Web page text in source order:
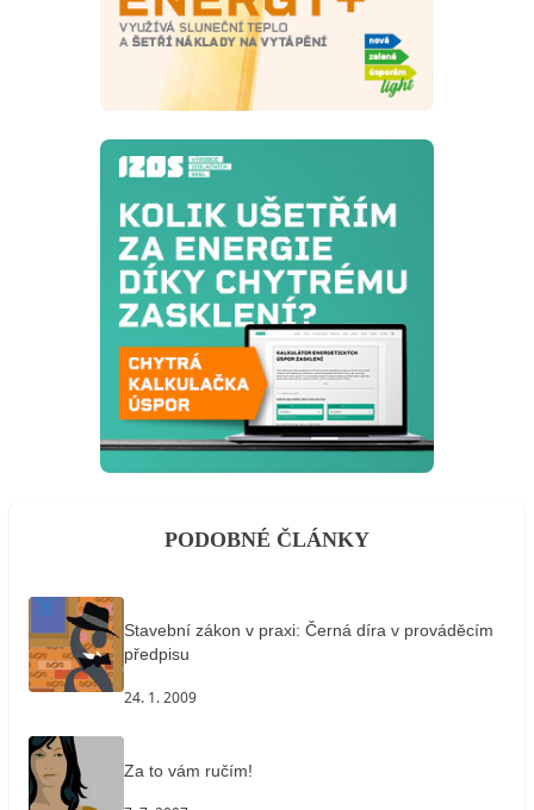
PODOBNÉ ČLÁNKY
Stavební zákon v praxi: Černá díra v prováděcím
předpisu
24. 1. 2009
Za to vám ručím!